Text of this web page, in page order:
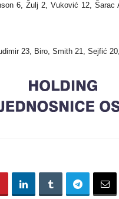
6, Žulj 2, Vuković 12, Šarac
23, Biro, Smith 21, Sejfić